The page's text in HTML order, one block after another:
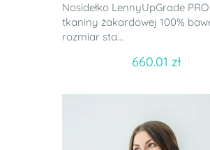
Nosidełko LennyUpGrade
tkaniny żakardowej 100%
rozmiar sta...
660.01 zł